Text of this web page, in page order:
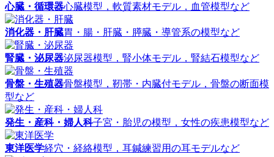
心臓・循環器心臓模型，軟質素材モデル，血管模型など
消化器・肝臓胃・腸・肝臓・膵臓・導管系の模型など
腎臓・泌尿器泌尿器模型，腎小体モデル，腎結石模型など
骨盤・生殖器骨盤模型，靭帯・内臓付モデル，骨盤の断面模
型など
発生・産科・婦人科子宮・胎児の模型，女性の疾患模型など
東洋医学経穴・経絡模型，耳鍼練習用の耳モデルなど